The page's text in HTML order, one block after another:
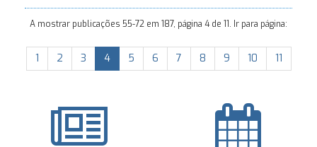
A mostrar publicações 55-72 em 187, página 4 de 11. Ir para página:
1 2 3 4 5 6 7 8 9 10 11